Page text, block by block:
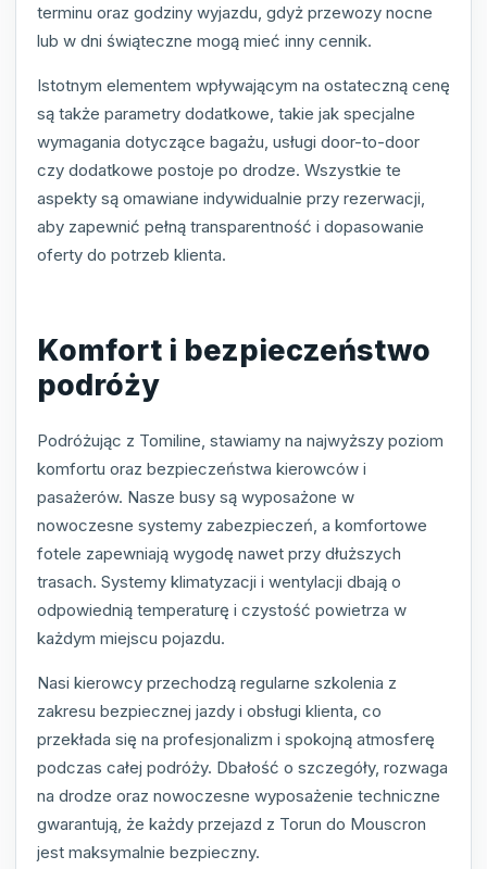
terminu oraz godziny wyjazdu, gdyż przewozy nocne
lub w dni świąteczne mogą mieć inny cennik.
Istotnym elementem wpływającym na ostateczną cenę
są także parametry dodatkowe, takie jak specjalne
wymagania dotyczące bagażu, usługi door-to-door
czy dodatkowe postoje po drodze. Wszystkie te
aspekty są omawiane indywidualnie przy rezerwacji,
aby zapewnić pełną transparentność i dopasowanie
oferty do potrzeb klienta.
Komfort i bezpieczeństwo
podróży
Podróżując z Tomiline, stawiamy na najwyższy poziom
komfortu oraz bezpieczeństwa kierowców i
pasażerów. Nasze busy są wyposażone w
nowoczesne systemy zabezpieczeń, a komfortowe
fotele zapewniają wygodę nawet przy dłuższych
trasach. Systemy klimatyzacji i wentylacji dbają o
odpowiednią temperaturę i czystość powietrza w
każdym miejscu pojazdu.
Nasi kierowcy przechodzą regularne szkolenia z
zakresu bezpiecznej jazdy i obsługi klienta, co
przekłada się na profesjonalizm i spokojną atmosferę
podczas całej podróży. Dbałość o szczegóły, rozwaga
na drodze oraz nowoczesne wyposażenie techniczne
gwarantują, że każdy przejazd z Torun do Mouscron
jest maksymalnie bezpieczny.